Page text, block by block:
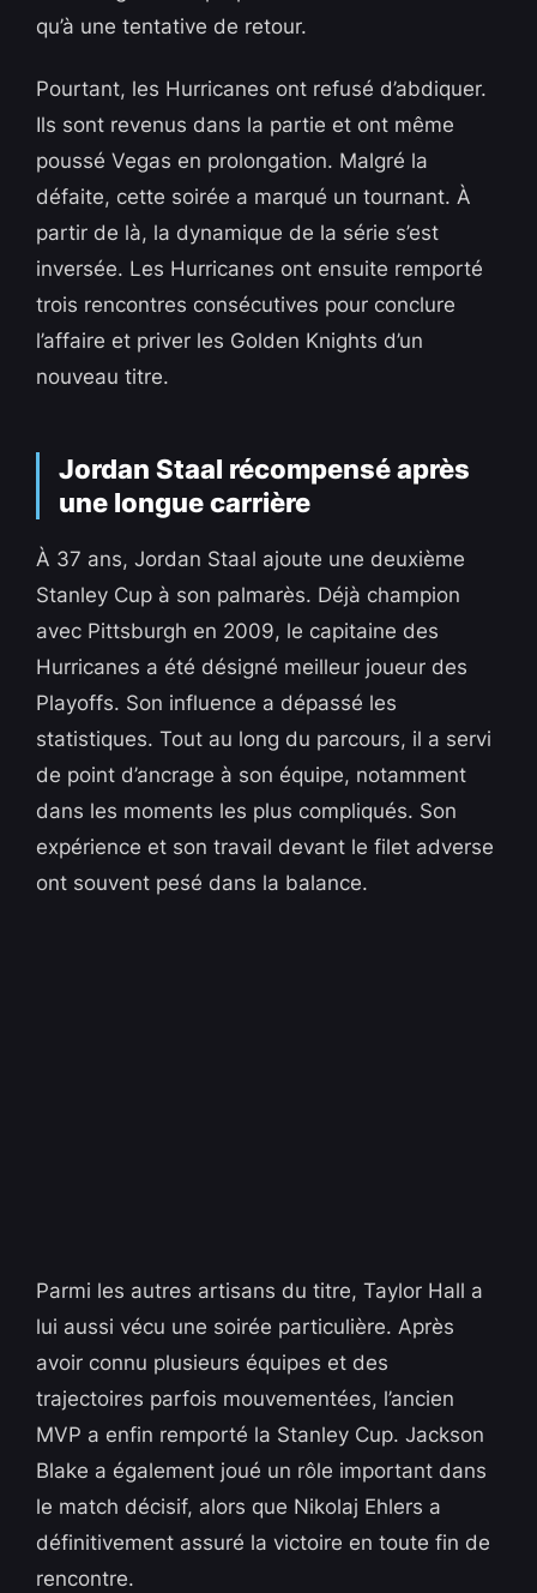
qu’à une tentative de retour.
Pourtant, les Hurricanes ont refusé d’abdiquer.
Ils sont revenus dans la partie et ont même
poussé Vegas en prolongation. Malgré la
défaite, cette soirée a marqué un tournant. À
partir de là, la dynamique de la série s’est
inversée. Les Hurricanes ont ensuite remporté
trois rencontres consécutives pour conclure
l’affaire et priver les Golden Knights d’un
nouveau titre.
Jordan Staal récompensé après
une longue carrière
À 37 ans, Jordan Staal ajoute une deuxième
Stanley Cup à son palmarès. Déjà champion
avec Pittsburgh en 2009, le capitaine des
Hurricanes a été désigné meilleur joueur des
Playoffs. Son influence a dépassé les
statistiques. Tout au long du parcours, il a servi
de point d’ancrage à son équipe, notamment
dans les moments les plus compliqués. Son
expérience et son travail devant le filet adverse
ont souvent pesé dans la balance.
Parmi les autres artisans du titre, Taylor Hall a
lui aussi vécu une soirée particulière. Après
avoir connu plusieurs équipes et des
trajectoires parfois mouvementées, l’ancien
MVP a enfin remporté la Stanley Cup. Jackson
Blake a également joué un rôle important dans
le match décisif, alors que Nikolaj Ehlers a
définitivement assuré la victoire en toute fin de
rencontre.